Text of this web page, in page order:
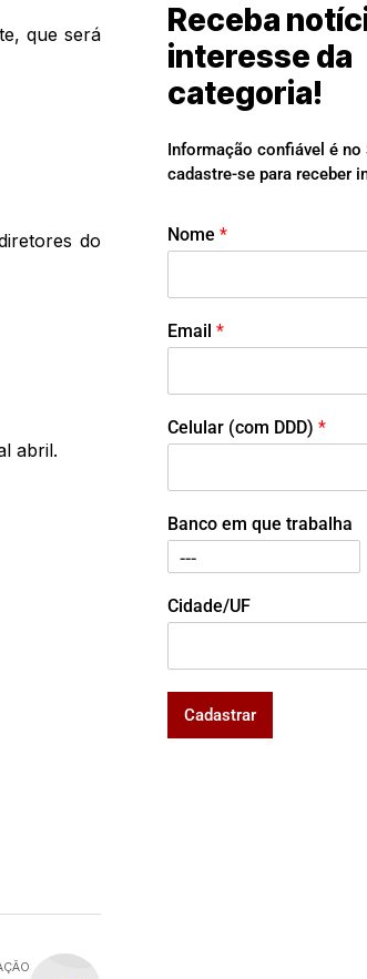
que será
do
abril.
Receba
interesse da
categoria!
Informação confiável é no
cadastre-se para receber
Nome *
Email *
Celular (com DDD) *
Banco em que trabalha
Cidade/UF
Cadastrar